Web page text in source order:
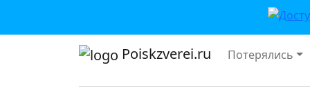
Poiskzverei.ru Потерялись